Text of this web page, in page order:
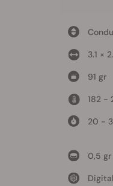
3.1 ×
91 gr
182 -
20 -
0,5 gr